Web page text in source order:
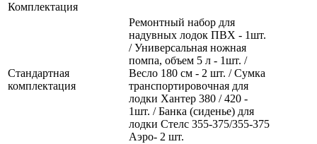
Комплектация
Стандартная
комплектация
Ремонтный набор для
надувных лодок ПВХ - 1шт.
/ Универсальная ножная
помпа, объем 5 л - 1шт. /
Весло 180 см - 2 шт. / Сумка
транспортировочная для
лодки Хантер 380 / 420 -
1шт. / Банка (сиденье) для
лодки Стелс 355-375/355-375
Аэро- 2 шт.